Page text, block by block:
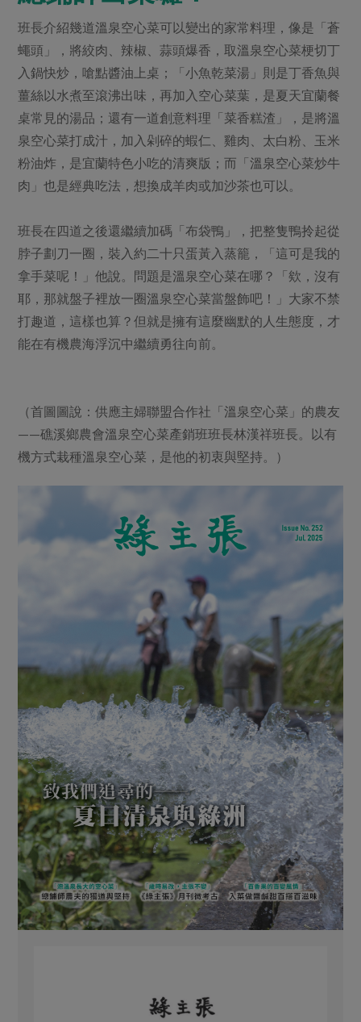
班長介紹幾道溫泉空心菜可以變出的家常料理，像是「蒼
蠅頭」，將絞肉、辣椒、蒜頭爆香，取溫泉空心菜梗切丁
入鍋快炒，嗆點醬油上桌；「小魚乾菜湯」則是丁香魚與
薑絲以水煮至滾沸出味，再加入空心菜葉，是夏天宜蘭餐
桌常見的湯品；還有一道創意料理「菜香糕渣」，是將溫
泉空心菜打成汁，加入剁碎的蝦仁、雞肉、太白粉、玉米
粉油炸，是宜蘭特色小吃的清爽版；而「溫泉空心菜炒牛
肉」也是經典吃法，想換成羊肉或加沙茶也可以。
班長在四道之後還繼續加碼「布袋鴨」，把整隻鴨拎起從
脖子劃刀一圈，裝入約二十只蛋黃入蒸籠，「這可是我的
拿手菜呢！」他說。問題是溫泉空心菜在哪？「欸，沒有
耶，那就盤子裡放一圈溫泉空心菜當盤飾吧！」大家不禁
打趣道，這樣也算？但就是擁有這麼幽默的人生態度，才
能在有機農海浮沉中繼續勇往向前。
（首圖圖說：供應主婦聯盟合作社「溫泉空心菜」的農友
——礁溪鄉農會溫泉空心菜產銷班班長林漢祥班長。以有
機方式栽種溫泉空心菜，是他的初衷與堅持。）